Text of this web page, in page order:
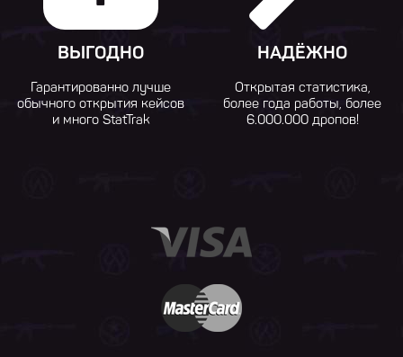
ВЫГОДНО
Гарантированно лучше
обычного открытия кейсов
и много StatTrak
НАДЁЖНО
Открытая статистика,
более года работы, более
6.000.000 дропов!